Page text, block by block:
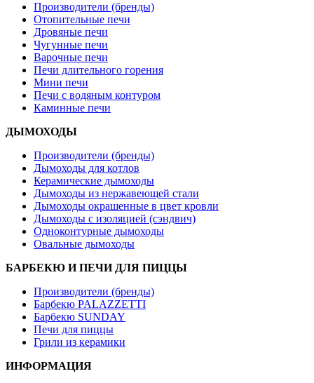
Производители (бренды)
Отопительные печи
Дровяные печи
Чугунные печи
Варочные печи
Печи длительного горения
Мини печи
Печи с водяным контуром
Каминные печи
ДЫМОХОДЫ
Производители (бренды)
Дымоходы для котлов
Керамические дымоходы
Дымоходы из нержавеющей стали
Дымоходы окрашенные в цвет кровли
Дымоходы с изоляцией (сэндвич)
Одноконтурные дымоходы
Овальные дымоходы
БАРБЕКЮ И ПЕЧИ ДЛЯ ПИЦЦЫ
Производители (бренды)
Барбекю PALAZZETTI
Барбекю SUNDAY
Печи для пиццы
Грили из керамики
ИНФОРМАЦИЯ